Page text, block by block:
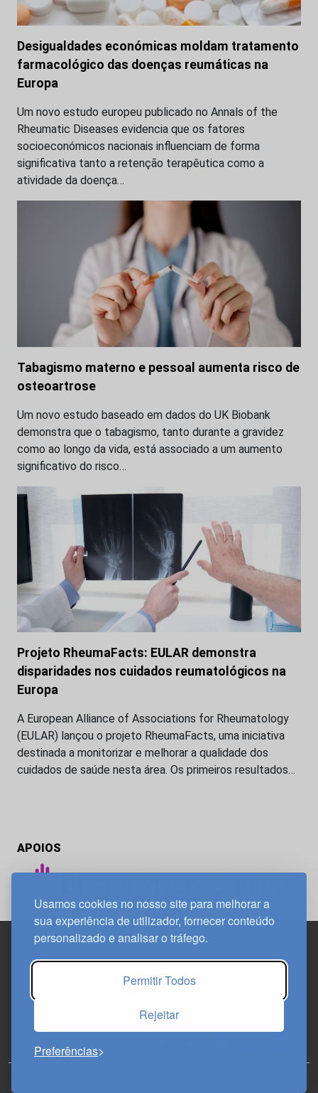
Usamos cookies no nosso site para melhorar a
sua experiência de utilizador, fornecer conteúdo
personalizado e analisar o tráfego.
Permitir Todos
Rejeitar
Preferências
Desigualdades económicas moldam tratamento
farmacológico das doenças reumáticas na
Europa
Um novo estudo europeu publicado no Annals of the
Rheumatic Diseases evidencia que os fatores
socioeconómicos nacionais influenciam de forma
significativa tanto a retenção terapêutica como a
atividade da doença…
Tabagismo materno e pessoal aumenta risco de
osteoartrose
Um novo estudo baseado em dados do UK Biobank
demonstra que o tabagismo, tanto durante a gravidez
como ao longo da vida, está associado a um aumento
significativo do risco…
Projeto RheumaFacts: EULAR demonstra
disparidades nos cuidados reumatológicos na
Europa
A European Alliance of Associations for Rheumatology
(EULAR) lançou o projeto RheumaFacts, uma iniciativa
destinada a monitorizar e melhorar a qualidade dos
cuidados de saúde nesta área. Os primeiros resultados…
APOIOS
Edif. Lisboa Oriente | Av. Infante D. Henrique, n.º 333H, esc.
1800-282 Lisboa | Portugal